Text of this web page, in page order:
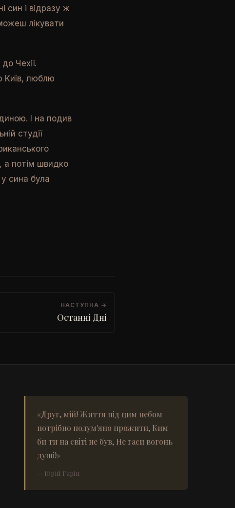
син і відразу ж
лікувати
Чехії.
Київ, люблю
І на подив
студії
а потім швидко
сина була
НАСТУПНА →
Останні Дні
«Друг, мій! Життя під цим небом
потрібно полум'яно прожити, Ким
би ти на світі не був, Не гаси вогонь
душі!»
— Юрій Гарін